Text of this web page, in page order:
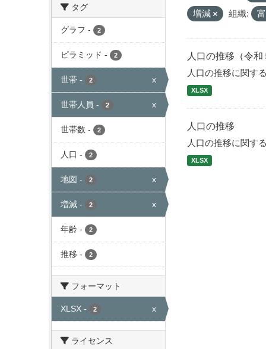
タグ
グラフ - 2
ピラミッド - 2
世帯 - 2 x
世帯人員 - 2 x
世帯数 - 2
人口 - 2
地図 - 2 x
増減 - 2 x
年齢 - 2
推移 - 2
フォーマット
XLSX - 2 x
ライセンス
増減
組織:
人口の推移（令和
人口の推移に関す
XLSX
人口の推移
人口の推移に関す
XLSX